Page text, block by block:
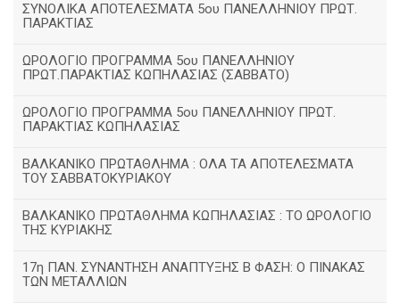
ΣΥΝΟΛΙΚΑ ΑΠΟΤΕΛΕΣΜΑΤΑ 5ου ΠΑΝΕΛΛΗΝΙΟΥ ΠΡΩΤ.
ΠΑΡΑΚΤΙΑΣ
ΩΡΟΛΟΓΙΟ ΠΡΟΓΡΑΜΜΑ 5ου ΠΑΝΕΛΛΗΝΙΟΥ
ΠΡΩΤ.ΠΑΡΑΚΤΙΑΣ ΚΩΠΗΛΑΣΙΑΣ (ΣΑΒΒΑΤΟ)
ΩΡΟΛΟΓΙΟ ΠΡΟΓΡΑΜΜΑ 5ου ΠΑΝΕΛΛΗΝΙΟΥ ΠΡΩΤ.
ΠΑΡΑΚΤΙΑΣ ΚΩΠΗΛΑΣΙΑΣ
ΒΑΛΚΑΝΙΚΟ ΠΡΩΤΑΘΛΗΜΑ : ΟΛΑ ΤΑ ΑΠΟΤΕΛΕΣΜΑΤΑ
ΤΟΥ ΣΑΒΒΑΤΟΚΥΡΙΑΚΟΥ
ΒΑΛΚΑΝΙΚΟ ΠΡΩΤΑΘΛΗΜΑ ΚΩΠΗΛΑΣΙΑΣ : ΤΟ ΩΡΟΛΟΓΙΟ
ΤΗΣ ΚΥΡΙΑΚΗΣ
17η ΠΑΝ. ΣΥΝΑΝΤΗΣΗ ΑΝΑΠΤΥΞΗΣ Β ΦΑΣΗ: Ο ΠΙΝΑΚΑΣ
ΤΩΝ ΜΕΤΑΛΛΙΩΝ